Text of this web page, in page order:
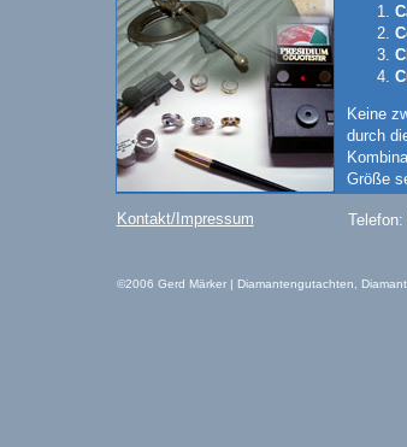
Keine
durch
Größe
1.
Der
Kontakt/Impressum Telefon:
©2006 Gerd Märker | Diamantengutachten,